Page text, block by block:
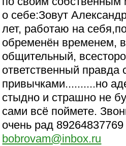
о себе:Зовут
лет, работаю на
обременён временем,
общительный,
ответственный правда
привычками..........но
стыдно и страшно не
сами всё поймете.
очень рад 89264837769
bobrovam@inbox.ru